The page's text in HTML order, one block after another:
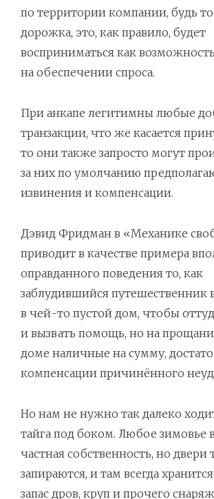
по территории компании, будь
дорожка, это, как правило, будет
восприниматься как
на обеспечении спроса.
При анкапе легитимны любые
транзакции, что же касается
то они также запросто могут
за них по умолчанию
извинения и компенсации.
Дэвид Фридман в «Механике
приводит в качестве примера
оправданного поведения то, как
заблудившийся путешественник
в чей-то пустой дом, чтобы
и вызвать помощь, но на
доме наличные на сумму,
компенсации причинённого
Но нам не нужно так далеко
тайга под боком. Любое зимовье
частная собственность, но двери
запираются, и там всегда
запас дров, круп и прочего